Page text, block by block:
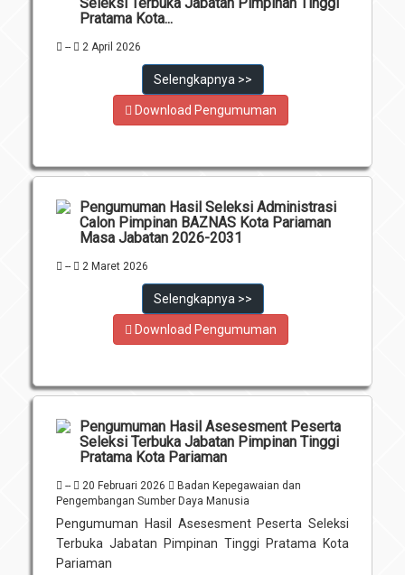
Pratama Kota...
-- 2 April 2026
Selengkapnya >>
Download Pengumuman
Pengumuman Hasil Seleksi Administrasi
Calon Pimpinan BAZNAS Kota Pariaman
Masa Jabatan 2026-2031
-- 2 Maret 2026
Selengkapnya >>
Download Pengumuman
Pengumuman Hasil Asesesment Peserta
Seleksi Terbuka Jabatan Pimpinan Tinggi
Pratama Kota Pariaman
-- 20 Februari 2026
Badan Kepegawaian dan
Pengembangan Sumber Daya Manusia
Pengumuman Hasil Asesesment Peserta Seleksi
Terbuka Jabatan Pimpinan Tinggi Pratama Kota
Pariaman